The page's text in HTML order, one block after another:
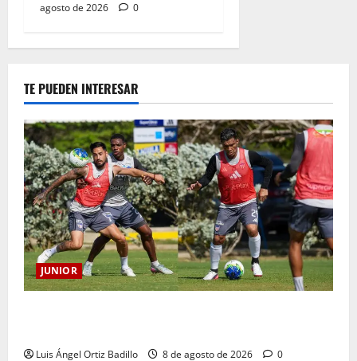
agosto de 2026
0
TE PUEDEN INTERESAR
JUNIOR
Luis Ángel Ortiz Badillo 8 de agosto de 2026 0